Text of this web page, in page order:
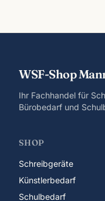
WSF-Shop
Ihr Fachhandel für
Bürobedarf und
SHOP
Schreibgeräte
Künstlerbedarf
Schulbedarf